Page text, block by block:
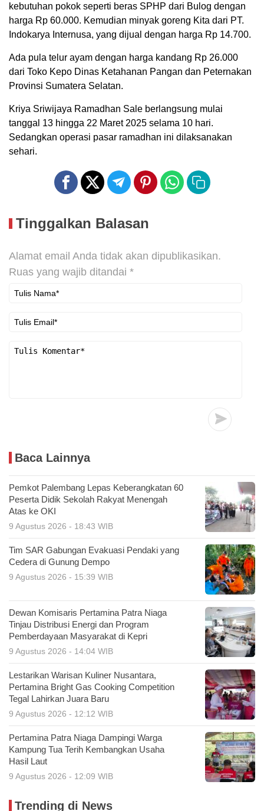
kebutuhan pokok seperti beras SPHP dari Bulog dengan
harga Rp 60.000. Kemudian minyak goreng Kita dari PT.
Indokarya Internusa, yang dijual dengan harga Rp 14.700.
Ada pula telur ayam dengan harga kandang Rp 26.000
dari Toko Kepo Dinas Ketahanan Pangan dan Peternakan
Provinsi Sumatera Selatan.
Kriya Sriwijaya Ramadhan Sale berlangsung mulai
tanggal 13 hingga 22 Maret 2025 selama 10 hari.
Sedangkan operasi pasar ramadhan ini dilaksanakan
sehari.
Tinggalkan Balasan
Alamat email Anda tidak akan dipublikasikan.
Ruas yang wajib ditandai *
Baca Lainnya
Pemkot Palembang Lepas Keberangkatan 60
Peserta Didik Sekolah Rakyat Menengah
Atas ke OKI
9 Agustus 2026 - 18:43 WIB
Tim SAR Gabungan Evakuasi Pendaki yang
Cedera di Gunung Dempo
9 Agustus 2026 - 15:39 WIB
Dewan Komisaris Pertamina Patra Niaga
Tinjau Distribusi Energi dan Program
Pemberdayaan Masyarakat di Kepri
9 Agustus 2026 - 14:04 WIB
Lestarikan Warisan Kuliner Nusantara,
Pertamina Bright Gas Cooking Competition
Tegal Lahirkan Juara Baru
9 Agustus 2026 - 12:12 WIB
Pertamina Patra Niaga Dampingi Warga
Kampung Tua Terih Kembangkan Usaha
Hasil Laut
9 Agustus 2026 - 12:09 WIB
Trending di News